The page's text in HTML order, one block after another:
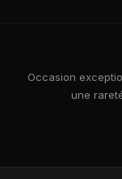
Occasion
une